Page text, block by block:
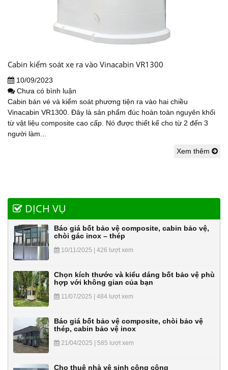
Cabin kiểm soát xe ra vào Vinacabin VR1300
10/09/2023
Chưa có bình luận
Cabin bán vé và kiểm soát phương tiện ra vào hai chiều
Vinacabin VR1300. Đây là sản phẩm đúc hoàn toàn nguyên khối
từ vật liệu composite cao cấp. Nó được thiết kế cho từ 2 đến 3
người làm...
Xem thêm
DỊCH VỤ
Báo giá bốt bảo vệ composite, cabin bảo vệ,
chòi gác inox – thép
10/11/2025 | 426 lượt xem
Chọn kích thước và kiểu dáng bốt bảo vệ phù
hợp với không gian của bạn
11/07/2025 | 484 lượt xem
Báo giá bốt bảo vệ composite, chòi bảo vệ
thép, cabin bảo vệ inox
21/04/2025 | 585 lượt xem
Cho thuê nhà vệ sinh công cộng